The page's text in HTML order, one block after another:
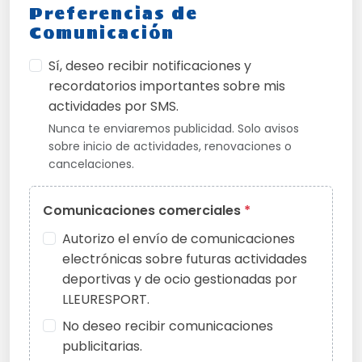
Preferencias de
Comunicación
Sí, deseo recibir notificaciones y
recordatorios importantes sobre mis
actividades por SMS.
Nunca te enviaremos publicidad. Solo avisos
sobre inicio de actividades, renovaciones o
cancelaciones.
Comunicaciones comerciales *
Autorizo el envío de comunicaciones
electrónicas sobre futuras actividades
deportivas y de ocio gestionadas por
LLEURESPORT.
No deseo recibir comunicaciones
publicitarias.